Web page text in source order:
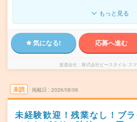
もっと見る
気になる! 応募へ進む
派遣会社 株式会社ビースタイル ス
未読 掲載日 2026/08/06
未経験歓迎！残業なし！ブ